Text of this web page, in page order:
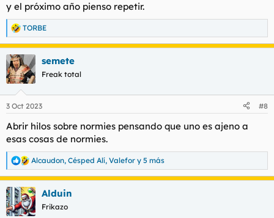
y el próximo año pienso repetir.
R
e
a
c
c
i
e
:
TORBE
semete
Freak total
3 Oct 2023 #8
Abrir hilos sobre normies pensando que uno es ajeno a
esas cosas de normies.
R
e
a
c
c
i
Alcaudon, Césped Alí, Valefor y 5 más
Alduin
Frikazo